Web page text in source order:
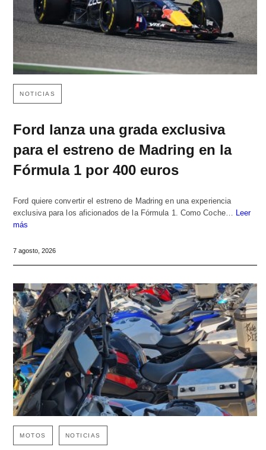
NOTICIAS
Ford lanza una grada exclusiva
para el estreno de Madring en la
Fórmula 1 por 400 euros
Ford quiere convertir el estreno de Madring en una experiencia
exclusiva para los aficionados de la Fórmula 1. Como Coche… Leer
más
7 agosto, 2026
MOTOS NOTICIAS